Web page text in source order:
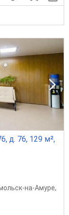
д. 76, 129 м²,
на-Амуре,